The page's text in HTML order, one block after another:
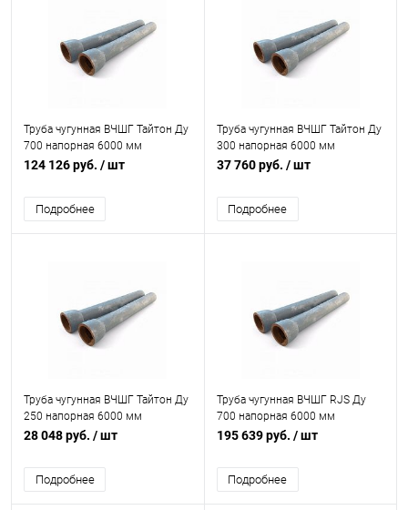
Труба чугунная ВЧШГ Тайтон Ду
700 напорная 6000 мм
раструбная б/к с нар. лак.
124 126 руб. / шт
Подробнее
Труба чугунная ВЧШГ Тайтон Ду
300 напорная 6000 мм
раструбная с ЦПП б/к с нар. лак.
37 760 руб. / шт
Подробнее
Труба чугунная ВЧШГ Тайтон Ду
250 напорная 6000 мм
раструбная б/к без покрытия
28 048 руб. / шт
Подробнее
Труба чугунная ВЧШГ RJS Ду
700 напорная 6000 мм
раструбная с ВГЦ б/к с нар. лак.
195 639 руб. / шт
Подробнее